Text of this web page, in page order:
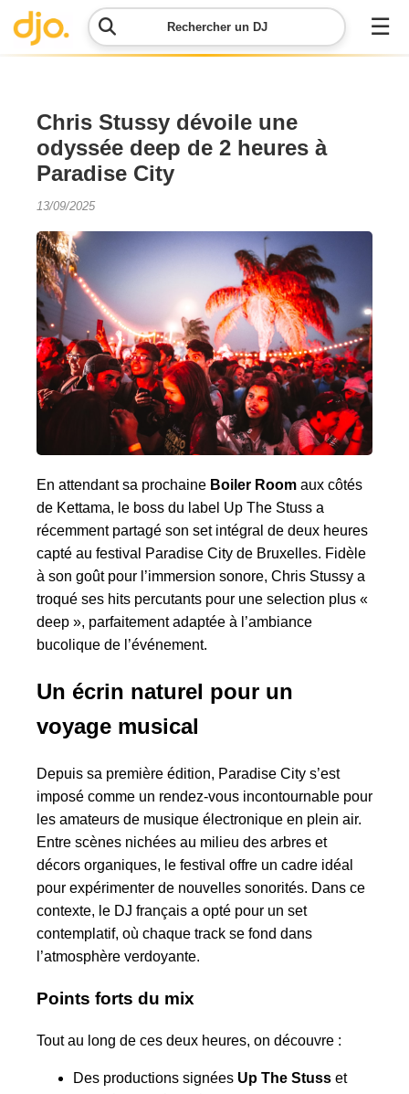
Rechercher un DJ ☰
Menu
Contacter
DJO
ma
demande
Simulateur
de prix
Chris Stussy dévoile une
odyssée deep de 2 heures à
Paradise City
13/09/2025
En attendant sa prochaine Boiler Room aux côtés
de Kettama, le boss du label Up The Stuss a
récemment partagé son set intégral de deux heures
capté au festival Paradise City de Bruxelles. Fidèle
à son goût pour l’immersion sonore, Chris Stussy a
troqué ses hits percutants pour une selection plus «
deep », parfaitement adaptée à l’ambiance
bucolique de l’événement.
Un écrin naturel pour un
voyage musical
Depuis sa première édition, Paradise City s’est
imposé comme un rendez-vous incontournable pour
les amateurs de musique électronique en plein air.
Entre scènes nichées au milieu des arbres et
décors organiques, le festival offre un cadre idéal
pour expérimenter de nouvelles sonorités. Dans ce
contexte, le DJ français a opté pour un set
contemplatif, où chaque track se fond dans
l’atmosphère verdoyante.
Points forts du mix
Tout au long de ces deux heures, on découvre :
Des productions signées Up The Stuss et